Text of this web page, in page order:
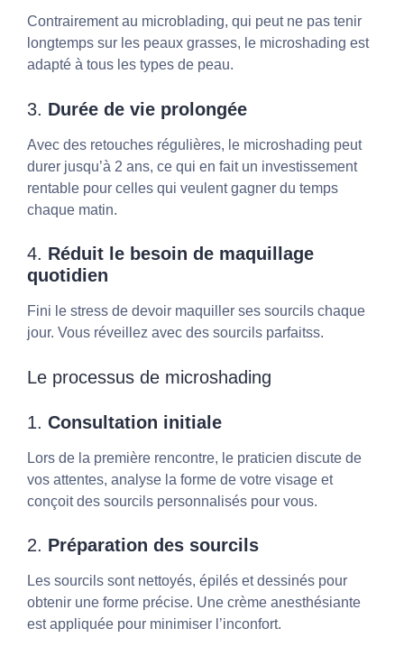
Contrairement au microblading, qui peut ne pas tenir
longtemps sur les peaux grasses, le microshading est
adapté à tous les types de peau.
3. Durée de vie prolongée
Avec des retouches régulières, le microshading peut
durer jusqu’à 2 ans, ce qui en fait un investissement
rentable pour celles qui veulent gagner du temps
chaque matin.
4. Réduit le besoin de maquillage
quotidien
Fini le stress de devoir maquiller ses sourcils chaque
jour. Vous réveillez avec des sourcils parfaitss.
Le processus de microshading
1. Consultation initiale
Lors de la première rencontre, le praticien discute de
vos attentes, analyse la forme de votre visage et
conçoit des sourcils personnalisés pour vous.
2. Préparation des sourcils
Les sourcils sont nettoyés, épilés et dessinés pour
obtenir une forme précise. Une crème anesthésiante
est appliquée pour minimiser l’inconfort.